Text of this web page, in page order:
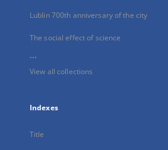
Lublin 700th anniversary of the city
The social effect of science
...
View all collections
Indexes
Title